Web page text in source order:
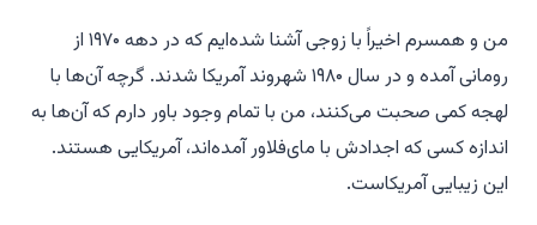
من و همسرم اخیراً با زوجی آشنا شده‌ایم که در دهه ۱۹۷۰ از
رومانی آمده و در سال ۱۹۸۰ شهروند آمریکا شدند. گرچه آن‌ها با
لهجه کمی صحبت می‌کنند، من با تمام وجود باور دارم که آن‌ها به
اندازه کسی که اجدادش با مای‌فلاور آمده‌اند، آمریکایی هستند.
این زیبایی آمریکاست.